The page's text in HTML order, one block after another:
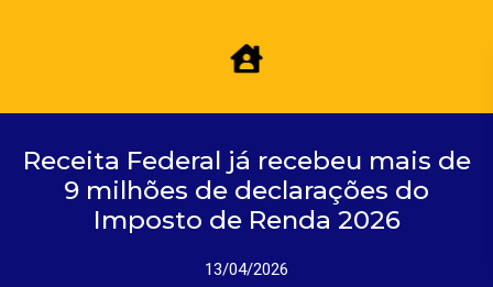
Receita Federal já recebeu mais de
9 milhões de declarações do
Imposto de Renda 2026
13/04/2026